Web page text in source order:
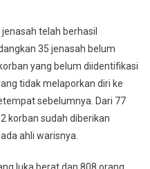
telah berhasil
35 jenasah belum
yang belum diidentifikasi
tidak melaporkan diri ke
sebelumnya. Dari 77
korban sudah diberikan
ahli warisnya.
luka berat dan 808 orang